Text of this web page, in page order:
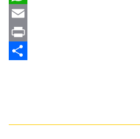
WhatsApp
Email
Print